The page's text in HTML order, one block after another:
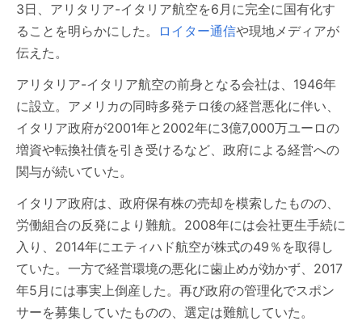
3日、アリタリア-イタリア航空を6月に完全に国有化す
ることを明らかにした。
ロイター通信や現地メディアが
伝えた。
アリタリア-イタリア航空の前身となる会社は、1946年
に設立。アメリカの同時多発テロ後の経営悪化に伴い、
イタリア政府が2001年と2002年に3億7,000万ユーロの
増資や転換社債を引き受けるなど、政府による経営への
関与が続いていた。
イタリア政府は、政府保有株の売却を模索したものの、
労働組合の反発により難航。2008年には会社更生手続に
入り、2014年にエティハド航空が株式の49％を取得し
ていた。一方で経営環境の悪化に歯止めが効かず、2017
年5月には事実上倒産した。再び政府の管理化でスポン
サーを募集していたものの、選定は難航していた。